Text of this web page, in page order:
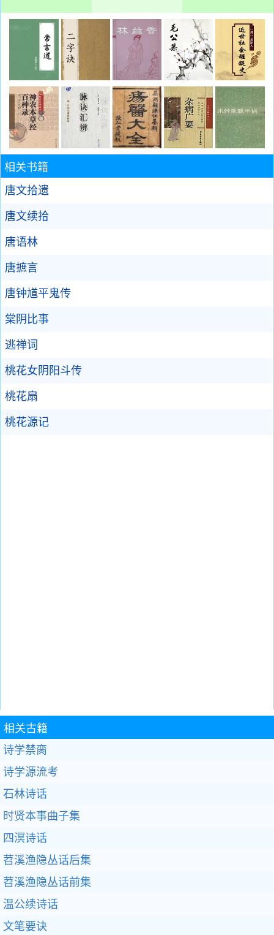
相关书籍
唐文拾遗
唐文续拾
唐语林
唐摭言
唐钟馗平鬼传
棠阴比事
逃禅词
桃花女阴阳斗传
桃花扇
桃花源记
相关古籍
诗学禁脔
诗学源流考
石林诗话
时贤本事曲子集
四溟诗话
苕溪渔隐丛话后集
苕溪渔隐丛话前集
温公续诗话
文笔要诀